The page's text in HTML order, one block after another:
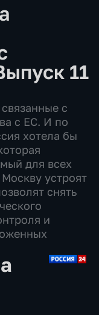
11
с
с ЕС. И по
хотела бы
для всех
устроят
снять
и